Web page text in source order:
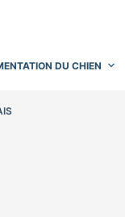
DU CHIEN